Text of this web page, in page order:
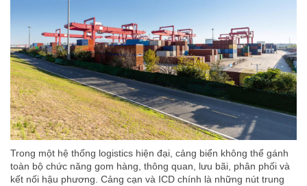
Trong một hệ thống logistics hiện đại, cảng biển không thể gánh
toàn bộ chức năng gom hàng, thông quan, lưu bãi, phân phối và
kết nối hậu phương. Cảng cạn và ICD chính là những nút trung